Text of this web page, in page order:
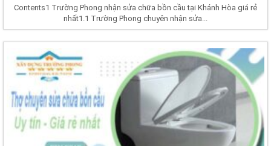
Contents1 Trường Phong nhận sửa chữa bồn cầu tại Khánh Hòa giá rẻ
nhất1.1 Trường Phong chuyên nhận sửa...